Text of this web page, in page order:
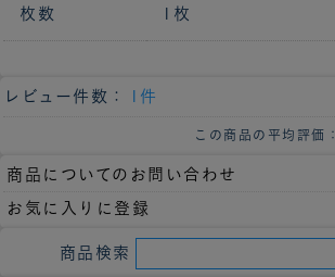
枚数 1枚
レビュー件数： 1件
この商品の平均評価：
商品についてのお問い合わせ
お気に入りに登録
商品検索